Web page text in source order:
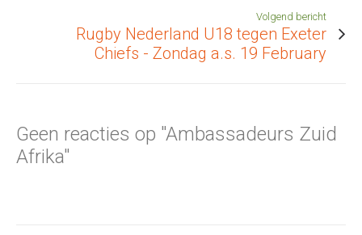
Volgend bericht
Rugby Nederland U18 tegen Exeter
Chiefs - Zondag a.s. 19 February
Geen reacties op "Ambassadeurs Zuid
Afrika"